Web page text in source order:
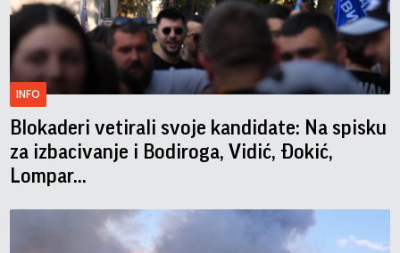
INFO
Blokaderi vetirali svoje kandidate: Na spisku
za izbacivanje i Bodiroga, Vidić, Đokić,
Lompar...